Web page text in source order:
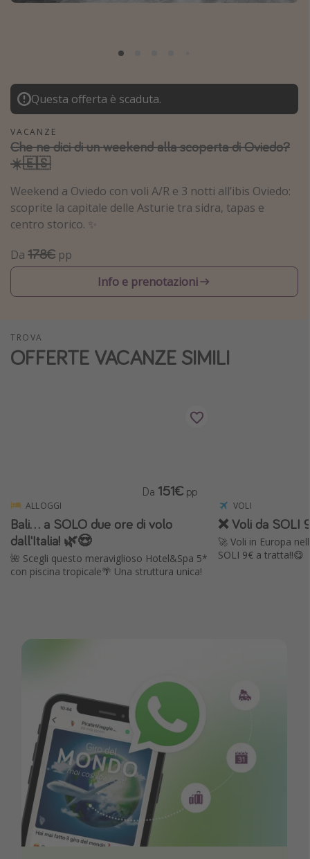
Tunisia
Malta
Canarie
Capo Verde
Tipo di vacanza
Vacanze last minute
Vacanze estate 2026
Vacanze di Pasqua 2026
Vacanze al mare
Città più visitate
Questa offerta è scaduta.
VACANZE
Che ne dici di un weekend alla scoperta di Oviedo?
☀️🇪🇸
Weekend a Oviedo con voli A/R e 3 notti all’ibis Oviedo:
scoprite la capitale delle Asturie tra sidra, tapas e
centro storico. ✨
Da 178€ pp
Info e prenotazioni
TROVA
OFFERTE VACANZE SIMILI
ALLOGGI
Bali... a SOLO due ore di volo
dall'Italia! 🌿😍
🌺 Scegli questo meraviglioso Hotel&Spa 5*
con piscina tropicale🌴 Una struttura unica!
Da 151€ pp
VOLI
❌ Voli da SOLI
🚀 Voli in Europa
SOLI 9€ a tratta!!😋